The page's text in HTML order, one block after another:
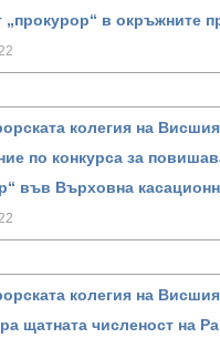
в окръжните
колегия на
по конкурса за
във Върховна
колегия на
щатната численост на